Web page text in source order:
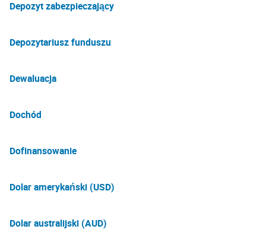
Depozyt zabezpieczający
Depozytariusz funduszu
Dewaluacja
Dochód
Dofinansowanie
Dolar amerykański (USD)
Dolar australijski (AUD)